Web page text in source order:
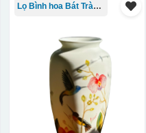
Lọ Bình hoa Bát Tràng in logo